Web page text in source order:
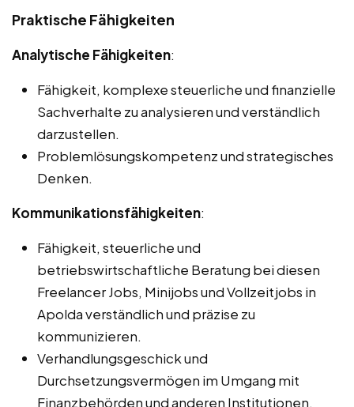
Praktische Fähigkeiten
Analytische Fähigkeiten:
Fähigkeit, komplexe steuerliche und finanzielle
Sachverhalte zu analysieren und verständlich
darzustellen.
Problemlösungskompetenz und strategisches
Denken.
Kommunikationsfähigkeiten:
Fähigkeit, steuerliche und
betriebswirtschaftliche Beratung bei diesen
Freelancer Jobs, Minijobs und Vollzeitjobs in
Apolda verständlich und präzise zu
kommunizieren.
Verhandlungsgeschick und
Durchsetzungsvermögen im Umgang mit
Finanzbehörden und anderen Institutionen.